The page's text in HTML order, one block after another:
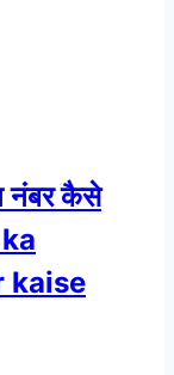
नंबर कैसे
kaise